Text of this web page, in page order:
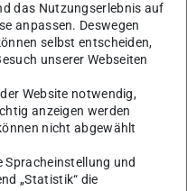
das Nutzungserlebnis auf
anpassen. Deswegen
selbst entscheiden,
unserer Webseiten
Website notwendig,
anzeigen werden
nicht abgewählt
Spracheinstellung und
„Statistik“ die